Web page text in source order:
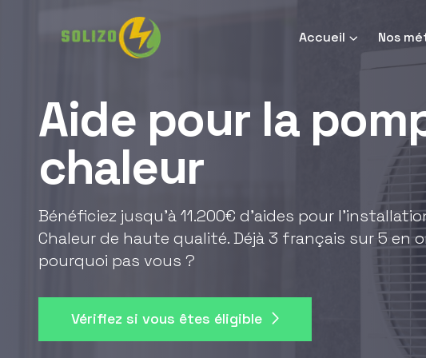
Accueil Nos
Aide pour la
chaleur
Bénéficiez jusqu'à 11.200€ d'aides pour
Chaleur de haute qualité. Déjà 3 français sur 5 en
pourquoi pas vous ?
Vérifiez si vous êtes éligible